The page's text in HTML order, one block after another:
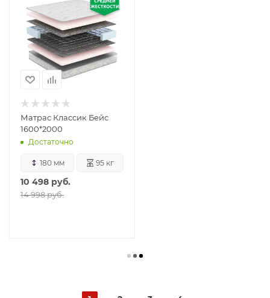
Матрас Классик Бейс
1600*2000
Достаточно
180 мм 95 кг
10 498 руб.
14 998 руб.